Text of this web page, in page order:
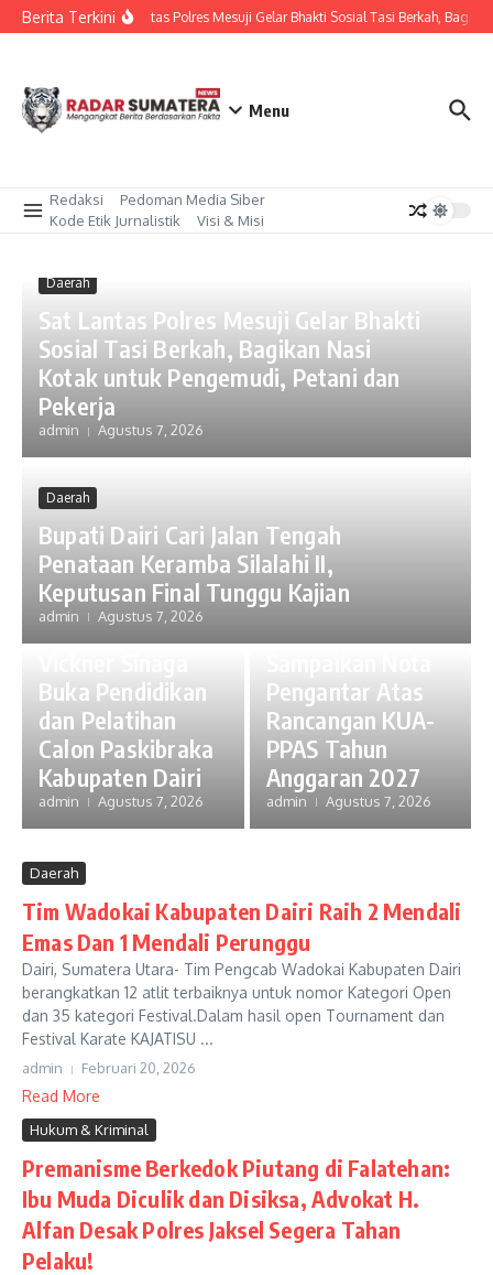
Lewati ke konten
Berita TerkiniSat Lantas Polres Mesuji Gelar Bhakti Sosial Tasi Berkah,
Menu
Redaksi
Pedoman Media Siber
Kode Etik Jurnalistik
Visi & Misi
Daerah
Sat Lantas Polres Mesuji Gelar Bhakti
Sosial Tasi Berkah, Bagikan Nasi
Kotak untuk Pengemudi, Petani dan
Pekerja
admin Agustus 7, 2026
Daerah
Bupati Dairi Cari Jalan Tengah
Penataan Keramba Silalahi II,
Keputusan Final Tunggu Kajian
admin Agustus 7, 2026
Daerah
Buka Pendidikan
dan Pelatihan
Calon Paskibraka
Kabupaten Dairi
admin Agustus 7, 2026
Daerah
Hadiri Sidang
Paripurna DPRD,
Pengantar Atas
Rancangan KUA-
PPAS Tahun
Anggaran 2027
admin Agustus 7, 2026
Daerah
Tim Wadokai Kabupaten Dairi Raih 2 Mendali
Emas Dan 1 Mendali Perunggu
Dairi, Sumatera Utara- Tim Pengcab Wadokai Kabupaten Dairi
berangkatkan 12 atlit terbaiknya untuk nomor Kategori Open
dan 35 kategori Festival.Dalam hasil open Tournament dan
Festival Karate KAJATISU ...
admin Februari 20, 2026
Read More
Hukum & Kriminal
Premanisme Berkedok Piutang di Falatehan:
Ibu Muda Diculik dan Disiksa, Advokat H.
Alfan Desak Polres Jaksel Segera Tahan
Pelaku!